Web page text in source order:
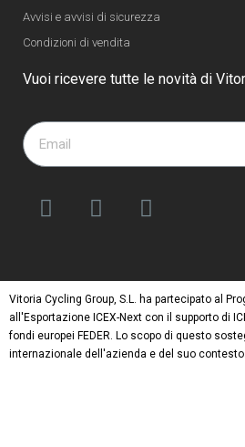
Avvisi e avvisi di sicurezza
Condizioni di vendita
Vuoi ricevere tutte le novità di
Vitoria Cycling Group, S.L. ha partecipato al
all'Esportazione ICEX-Next con il supporto di
fondi europei FEDER. Lo scopo di questo
internazionale dell'azienda e del suo contesto.